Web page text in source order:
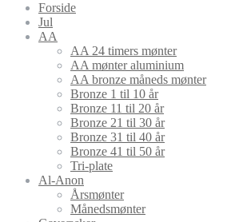
Forside
Jul
AA
AA 24 timers mønter
AA mønter aluminium
AA bronze måneds mønter
Bronze 1 til 10 år
Bronze 11 til 20 år
Bronze 21 til 30 år
Bronze 31 til 40 år
Bronze 41 til 50 år
Tri-plate
Al-Anon
Årsmønter
Månedsmønter